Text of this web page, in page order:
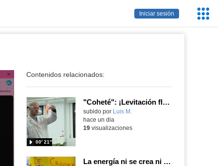
Iniciar sesión
Contenidos relacionados:
"Coheté": ¡Levitación flamígera!
Contenido educativo.
subido por Luis M.
00′ 21″
hace un dia
19visualizaciones
La energía ni se crea ni se destruye... ¡se experimenta! El Tierno en la Feria Madrid es Ciencia 2026